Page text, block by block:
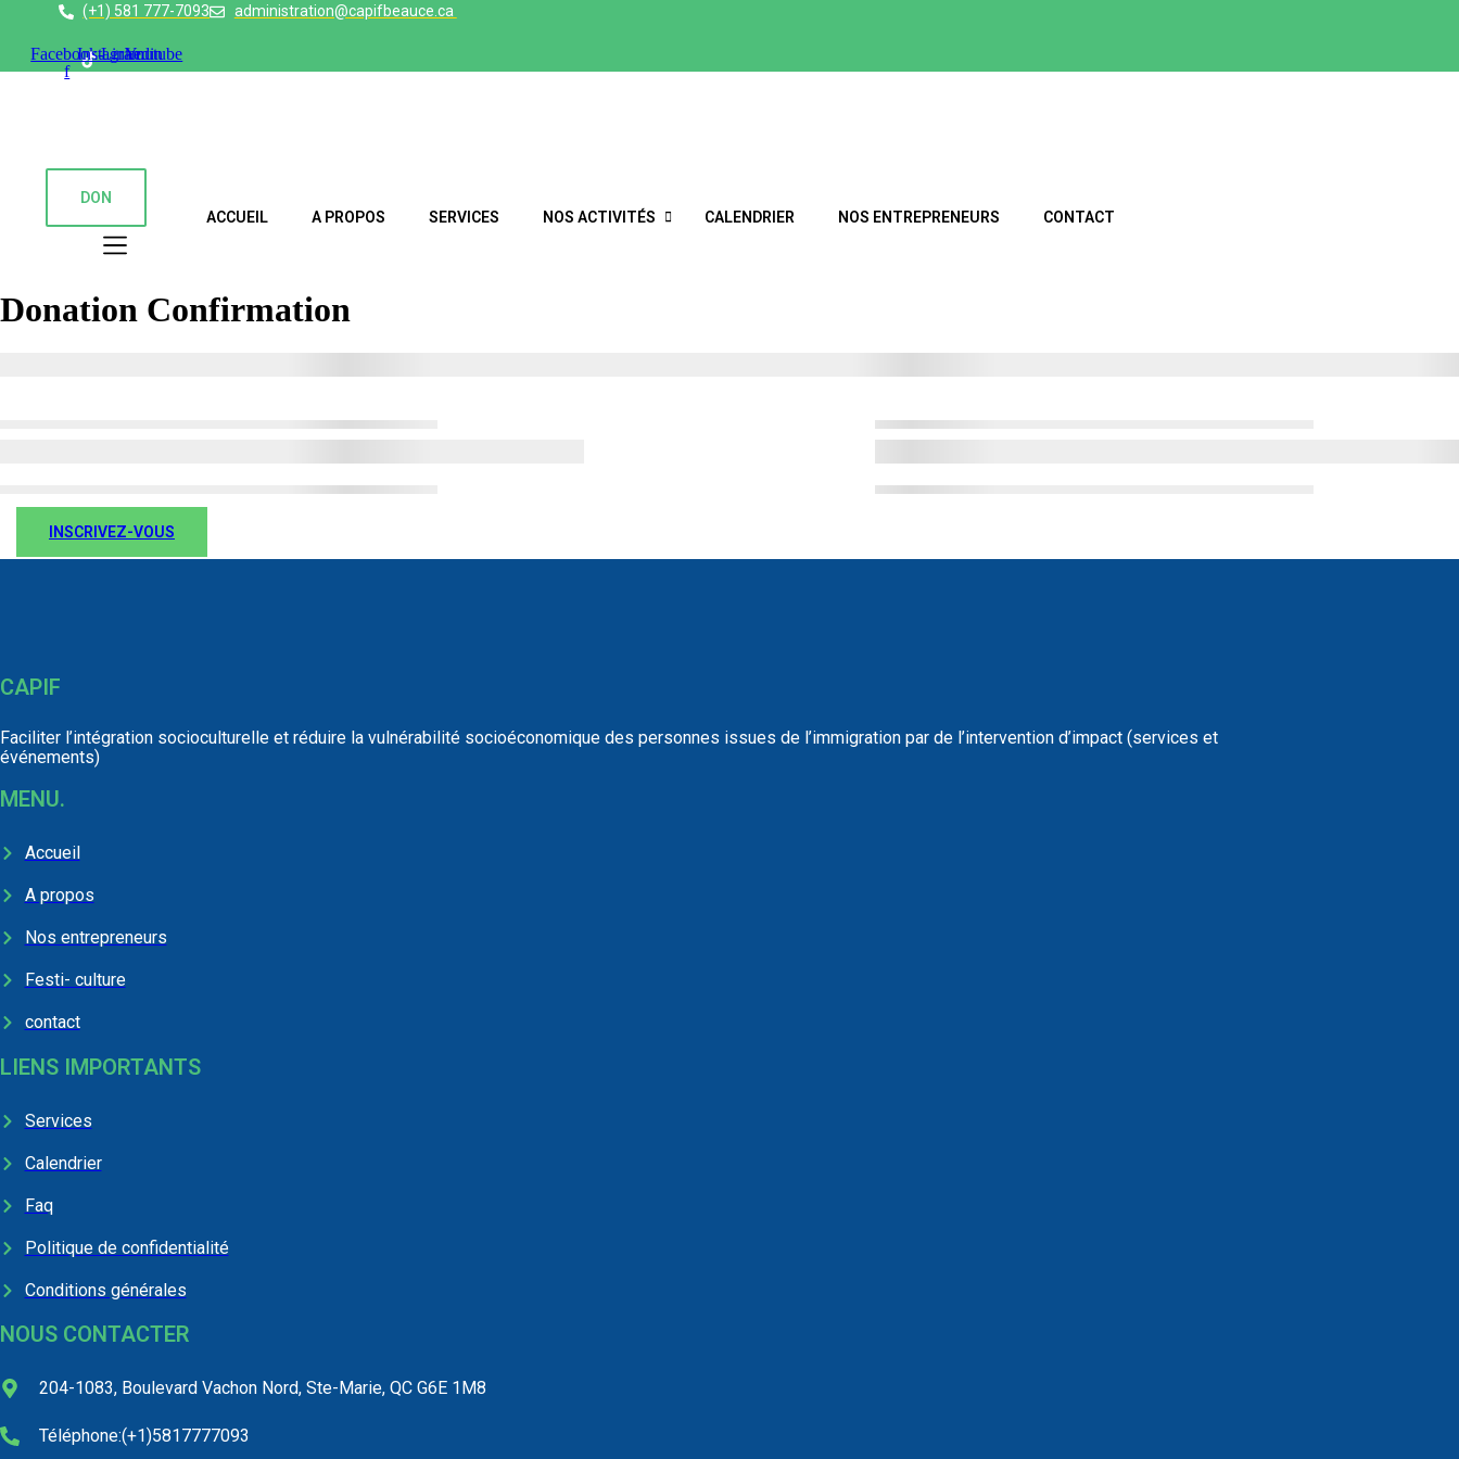
(+1) 581 777-7093 administration@capifbeauce.ca ​
Facebook-
f
Instagram
Linkedin
Youtube
ACCUEIL A PROPOS SERVICES NOS ACTIVITÉS CALENDRIER NOS ENTREPRENEURS CONTACT
DON
Donation Confirmation
INSCRIVEZ-VOUS
CAPIF
Faciliter l’intégration socioculturelle et réduire la vulnérabilité socioéconomique des personnes issues de l’immigration par de l’intervention d’impact (services et
événements)
MENU.
Accueil
A propos
Nos entrepreneurs
Festi- culture
contact
LIENS IMPORTANTS
Services
Calendrier
Faq
Politique de confidentialité
Conditions générales
NOUS CONTACTER
204-1083, Boulevard Vachon Nord, Ste-Marie, QC G6E 1M8
Téléphone:(+1)5817777093